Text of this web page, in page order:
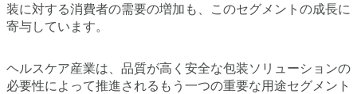
装に対する消費者の需要の増加も、このセグメントの成長に
寄与しています。
ヘルスケア産業は、品質が高く安全な包装ソリューションの
必要性によって推進されるもう一つの重要な用途セグメント